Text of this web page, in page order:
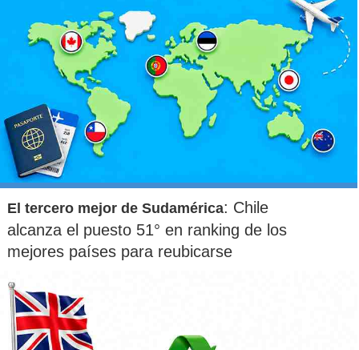
El tercero mejor de Sudamérica: Chile
alcanza el puesto 51° en ranking de los
mejores países para reubicarse